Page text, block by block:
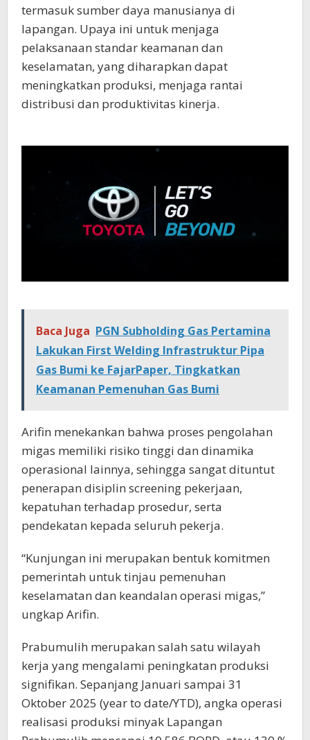
termasuk sumber daya manusianya di
lapangan. Upaya ini untuk menjaga
pelaksanaan standar keamanan dan
keselamatan, yang diharapkan dapat
meningkatkan produksi, menjaga rantai
distribusi dan produktivitas kinerja.
Baca Juga PGN Subholding Gas Pertamina
Lakukan First Welding Infrastruktur Pipa
Gas Bumi ke FajarPaper, Tingkatkan
Keamanan Pemenuhan Gas Bumi
Arifin menekankan bahwa proses pengolahan
migas memiliki risiko tinggi dan dinamika
operasional lainnya, sehingga sangat dituntut
penerapan disiplin screening pekerjaan,
kepatuhan terhadap prosedur, serta
pendekatan kepada seluruh pekerja.
“Kunjungan ini merupakan bentuk komitmen
pemerintah untuk tinjau pemenuhan
keselamatan dan keandalan operasi migas,”
ungkap Arifin.
Prabumulih merupakan salah satu wilayah
kerja yang mengalami peningkatan produksi
signifikan. Sepanjang Januari sampai 31
Oktober 2025 (year to date/YTD), angka operasi
realisasi produksi minyak Lapangan